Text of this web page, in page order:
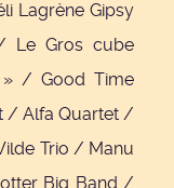
Lagrène Gipsy
Le Gros cube
» / Good Time
/ Alfa Quartet /
Trio / Manu
Big Band /